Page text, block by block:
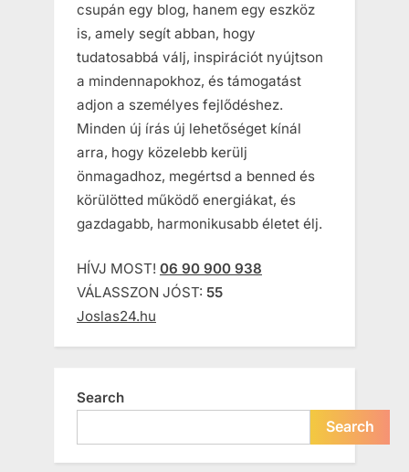
csupán egy blog, hanem egy eszköz
is, amely segít abban, hogy
tudatosabbá válj, inspirációt nyújtson
a mindennapokhoz, és támogatást
adjon a személyes fejlődéshez.
Minden új írás új lehetőséget kínál
arra, hogy közelebb kerülj
önmagadhoz, megértsd a benned és
körülötted működő energiákat, és
gazdagabb, harmonikusabb életet élj.
HÍVJ MOST! 06 90 900 938
VÁLASSZON JÓST: 55
Joslas24.hu
Search
Search